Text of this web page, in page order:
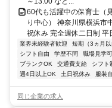
60代も活躍中の保育士（
り中心） 神奈川県横浜市
祝休み 完全週休二日制 平
業界未経験者歓迎 短期（3ヵ月以
シフト自由
学歴不問 職場見学可
ブランクOK
交通費支給 シフト
週4日以上OK
土日祝休み 服装
同じ企業の求人